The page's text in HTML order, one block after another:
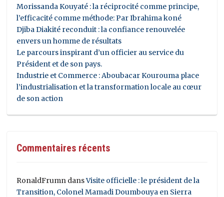
Morissanda Kouyaté : la réciprocité comme principe,
l’efficacité comme méthode: Par Ibrahima koné
Djiba Diakité reconduit : la confiance renouvelée
envers un homme de résultats
Le parcours inspirant d’un officier au service du
Président et de son pays.
Industrie et Commerce : Aboubacar Kourouma place
l’industrialisation et la transformation locale au cœur
de son action
Commentaires récents
RonaldFrumn dansVisite officielle : le président de la
Transition, Colonel Mamadi Doumbouya en Sierra